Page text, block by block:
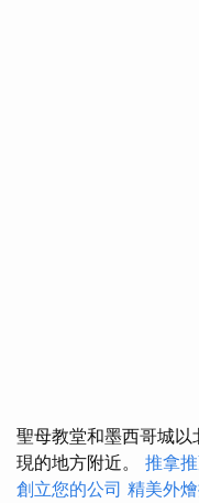
聖母教堂和墨西哥城
現的地方附近。 推拿
創立您的公司 精美外